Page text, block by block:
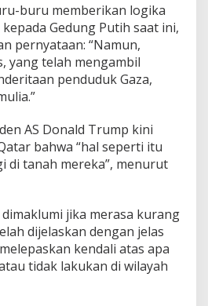
buru memberikan logika
Gedung Putih saat ini,
pernyataan: “Namun,
yang telah mengambil
penduduk Gaza,
AS Donald Trump kini
bahwa “hal seperti itu
di tanah mereka”, menurut
jika merasa kurang
dijelaskan dengan jelas
kendali atas apa
tidak lakukan di wilayah